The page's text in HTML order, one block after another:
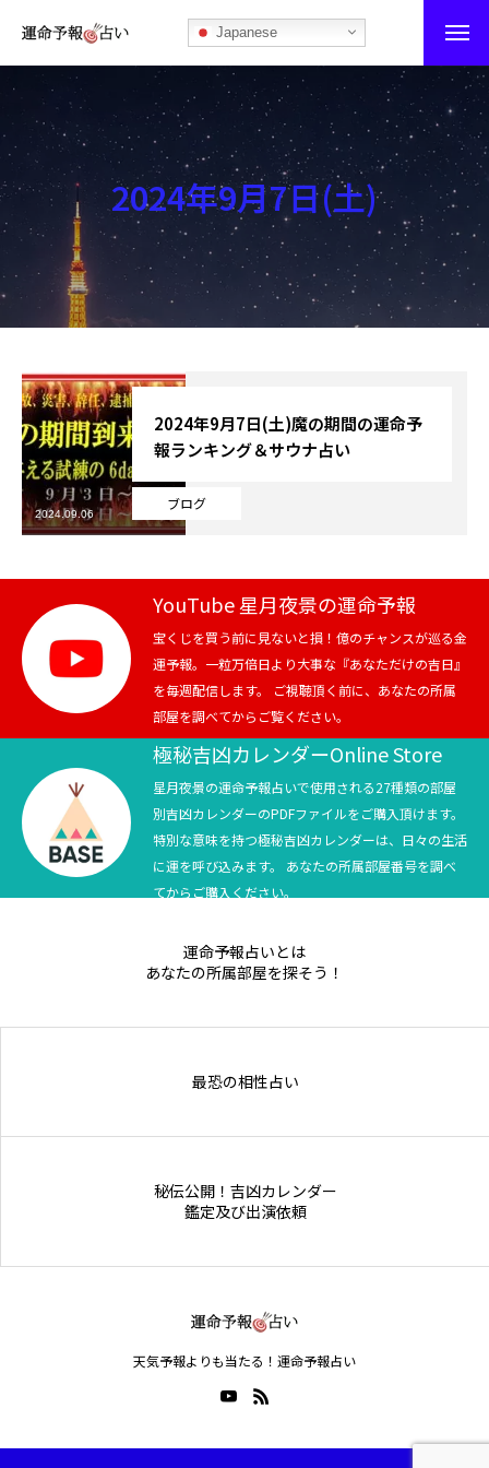
Japanese
運命予報占い
運命予報占いとは
あなたの所属部屋を探そう！
最恐の相性占い
秘伝公開！吉凶カレンダー
ブログ
お知らせ
芸能界
テニス
スポーツ
競馬
テニス四大大会・五輪
テニス四大大会・五輪
2024年9月7日(土)
ブログ
2024年9月7日(土)魔の期間の運命予
報ランキング＆サウナ占い
2024.09.06
YouTube 星月夜景の運命予報
宝くじを買う前に見ないと損！億のチャンスが巡る金
運予報。一粒万倍日より大事な『あなただけの吉日』
を毎週配信します。 ご視聴頂く前に、あなたの所属
部屋を調べてからご覧ください。
極秘吉凶カレンダーOnline Store
星月夜景の運命予報占いで使用される27種類の部屋
別吉凶カレンダーのPDFファイルをご購入頂けます。
特別な意味を持つ極秘吉凶カレンダーは、日々の生活
に運を呼び込みます。 あなたの所属部屋番号を調べ
てからご購入ください。
運命予報占いとは
あなたの所属部屋を探そう！
最恐の相性占い
秘伝公開！吉凶カレンダー
鑑定及び出演依頼
天気予報よりも当たる！運命予報占い